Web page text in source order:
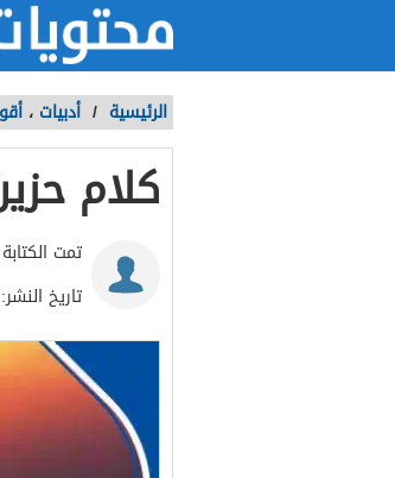
الرئيسية / أدبيات ،
كلام
تمت
تاريخ النشر: